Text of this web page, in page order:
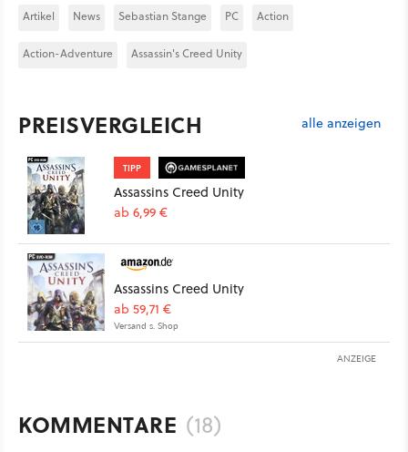
Artikel News Sebastian Stange PC Action
Action-Adventure Assassin's Creed Unity
PREISVERGLEICH alle anzeigen
TIPP
Assassins Creed Unity
ab 6,99 €
Assassins Creed Unity
ab 59,71 €
Versand s. Shop
ANZEIGE
KOMMENTARE (18)